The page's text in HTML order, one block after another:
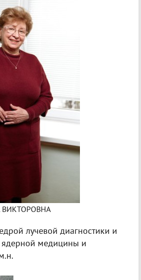
ВИКТОРОВНА
лучевой диагностики и
ядерной медицины и